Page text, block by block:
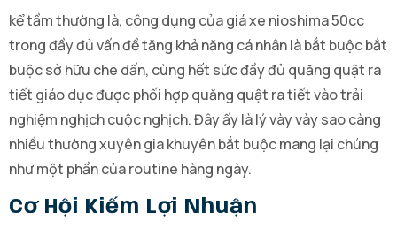
kể tầm thường là, công dụng của giá xe nioshima 50cc
trong đầy đủ vấn đề tăng khả năng cá nhân là bắt buộc bắt
buộc sở hữu che dấn, cùng hết sức đầy đủ quăng quật ra
tiết giáo dục được phối hợp quăng quật ra tiết vào trải
nghiệm nghịch cuộc nghịch. Đây ấy là lý vày vày sao càng
nhiều thường xuyên gia khuyên bắt buộc mang lại chúng
như một phần của routine hàng ngày.
Cơ Hội Kiếm Lợi Nhuận